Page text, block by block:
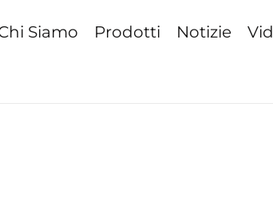
Siamo Prodotti Notizie